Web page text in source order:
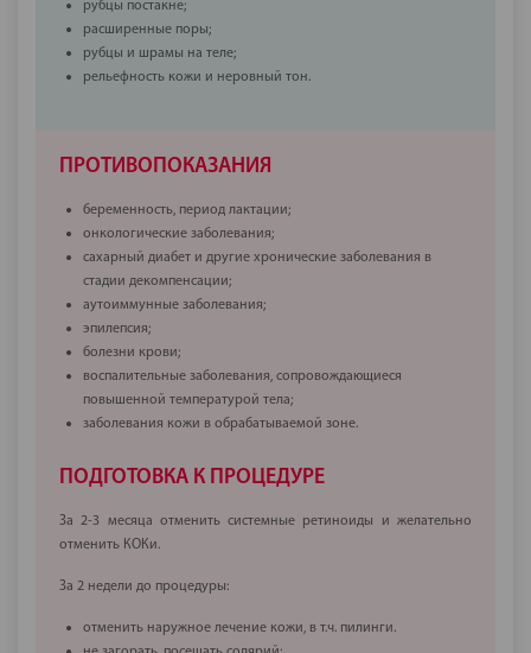
рубцы постакне;
расширенные поры;
рубцы и шрамы на теле;
рельефность кожи и неровный тон.
ПРОТИВОПОКАЗАНИЯ
беременность, период лактации;
онкологические заболевания;
сахарный диабет и другие хронические заболевания в
стадии декомпенсации;
аутоиммунные заболевания;
эпилепсия;
болезни крови;
воспалительные заболевания, сопровождающиеся
повышенной температурой тела;
заболевания кожи в обрабатываемой зоне.
ПОДГОТОВКА К ПРОЦЕДУРЕ
За 2-3 месяца отменить системные ретиноиды и желательно
отменить КОКи.
За 2 недели до процедуры:
отменить наружное лечение кожи, в т.ч. пилинги.